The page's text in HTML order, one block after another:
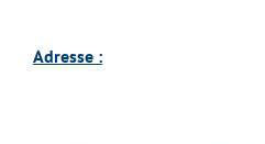
Adresse :